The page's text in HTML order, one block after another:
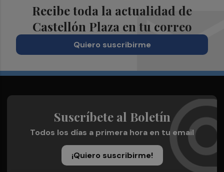
Recibe toda la actualidad de
Castellón Plaza en tu correo
Quiero suscribirme
Suscríbete al Boletín
Todos los días a primera hora en tu email
¡Quiero suscribirme!